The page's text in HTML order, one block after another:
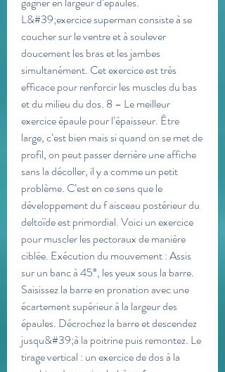
L&#39;exercice superman consiste à se
coucher sur le ventre et à soulever
doucement les bras et les jambes
simultanément. Cet exercice est très
efficace pour renforcir les muscles du bas
et du milieu du dos. 8 – Le meilleur
exercice épaule pour l’épaisseur. Être
large, c’est bien mais si quand on se met de
profil, on peut passer derrière une affiche
sans la décoller, il y a comme un petit
problème. C’est en ce sens que le
développement du f aisceau postérieur du
deltoïde est primordial. Voici un exercice
pour muscler les pectoraux de manière
ciblée. Exécution du mouvement : Assis
sur un banc à 45°, les yeux sous la barre.
Saisissez la barre en pronation avec une
écartement supérieur à la largeur des
épaules. Décrochez la barre et descendez
jusqu&#39;à la poitrine puis remontez. Le
tirage vertical : un exercice de dos à la